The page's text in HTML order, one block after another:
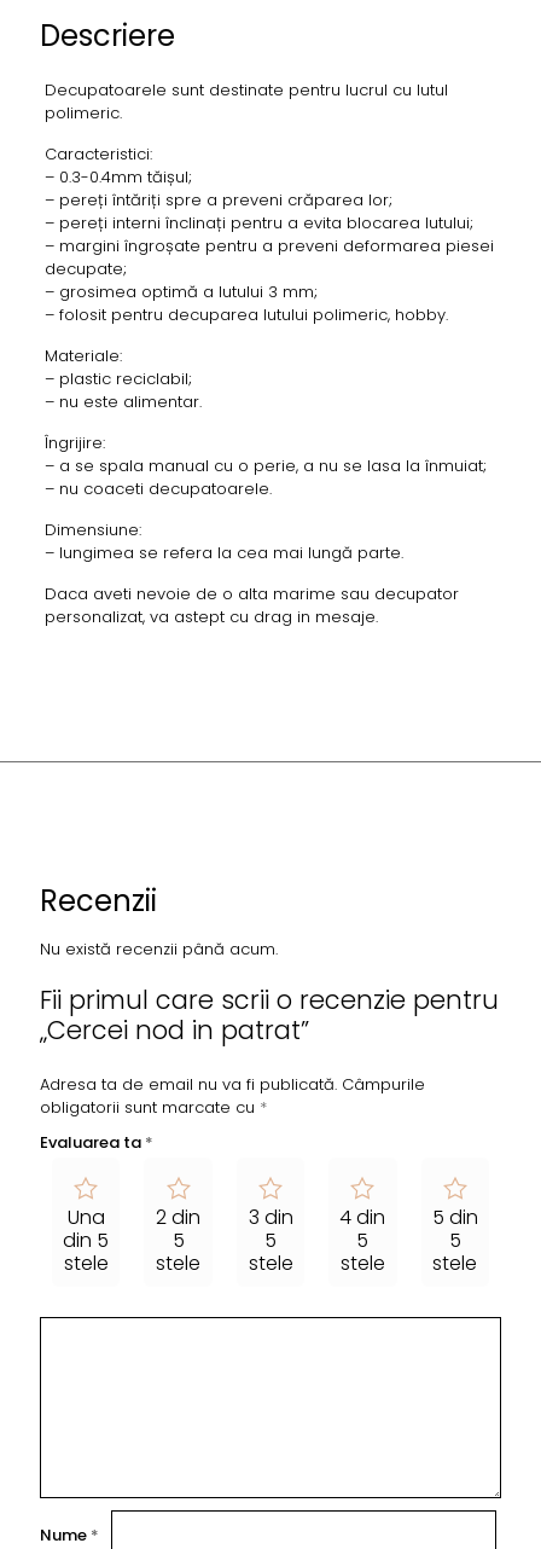
Descriere
Decupatoarele sunt destinate pentru lucrul cu lutul
polimeric.
Caracteristici:
– 0.3-0.4mm tăișul;
– pereți întăriți spre a preveni crăparea lor;
– pereți interni înclinați pentru a evita blocarea lutului;
– margini îngroșate pentru a preveni deformarea piesei
decupate;
– grosimea optimă a lutului 3 mm;
– folosit pentru decuparea lutului polimeric, hobby.
Materiale:
– plastic reciclabil;
– nu este alimentar.
Îngrijire:
– a se spala manual cu o perie, a nu se lasa la înmuiat;
– nu coaceti decupatoarele.
Dimensiune:
– lungimea se refera la cea mai lungă parte.
Daca aveti nevoie de o alta marime sau decupator
personalizat, va astept cu drag in mesaje.
Recenzii
Nu există recenzii până acum.
Fii primul care scrii o recenzie pentru
„Cercei nod in patrat”
Adresa ta de email nu va fi publicată. Câmpurile
obligatorii sunt marcate cu *
Evaluarea ta *
Una
din 5
stele
2 din
5
stele
3 din
5
stele
4 din
5
stele
5 din
5
stele
Nume *